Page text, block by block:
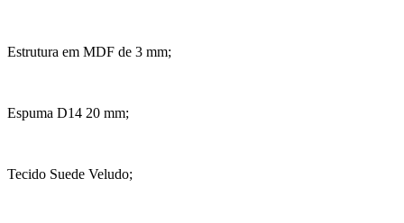
Estrutura em MDF de 3 mm;
Espuma D14 20 mm;
Tecido Suede Veludo;